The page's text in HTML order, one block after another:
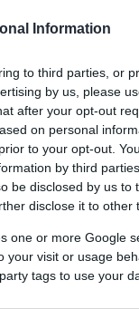
Information
to third parties, or
by us, please
after your opt-out
on personal
to your opt-out.
by third
be disclosed by us to
disclose it to other
one or more Google
your visit or usage
tags to use your
sem az. Pedig szinte
szerethetőbbé és így
fickócsak úgy
és egységes,
az Astoriától a
és a javasolt állapotot
el a kép, jeleljen!)
posztokról, katt ide: